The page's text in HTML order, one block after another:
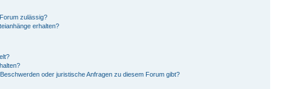
zulässig?
erhalten?
oder juristische Anfragen zu diesem Forum gibt?